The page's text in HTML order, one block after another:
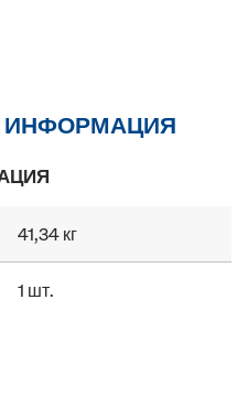
ИНФОРМАЦИЯ
41,34 кг
1 шт.